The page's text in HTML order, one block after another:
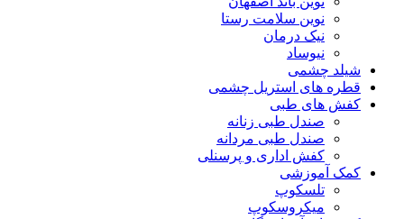
نوین سلامت رستا
نیک درمان
نیوساد
شیلد چشمی
قطره های استریل چشمی
کفش های طبی
صندل طبی زنانه
صندل طبی مردانه
کفش اداری و پرسنلی
کمک آموزشی
تلسکوپ
میکروسکوپ